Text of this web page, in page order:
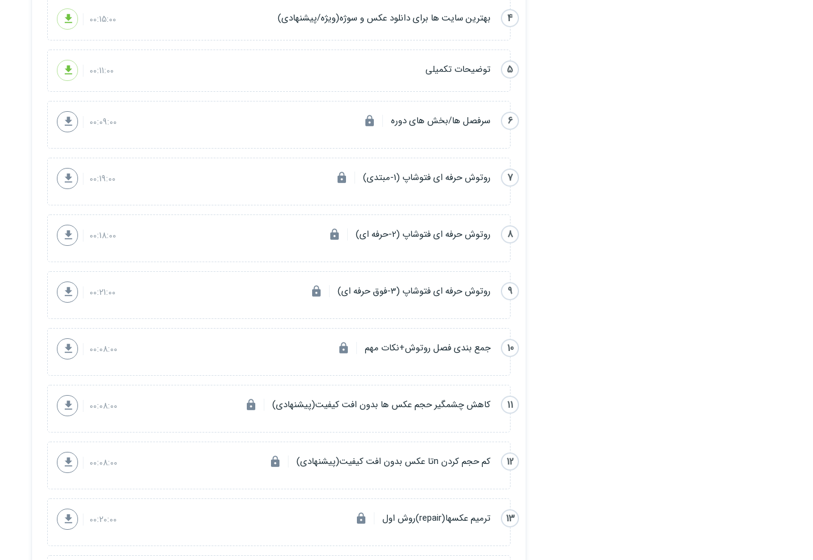
1- photoshop 2020 / 45% / exe
2- photoshop 2021 / 30% / exe
3- light room / 15% / apk
4- pix art / 10% / apk
قطعا تا به امروز بارها برایتان پیش امده که عکس هایی
مشاهده کرده اید که برایتان جالب
بوده اند ولی خلاقیت و توانایی پیاده سازی چنین عکس هایی را نداشته اید /تبریکمیگم شماپس از پایان این دورهبه یکی از همان افرادی که
این
همیچنین پس از پایان این دورهخلاقیتشما برایادیت /ترمیم /فتومونتاژ / و طراحی عکسهای مختلف و سادهافزایشپیدا خواهد کرد...
برای اشنایی بیشتر بامدرساین دوره میتوانید به این لینک مراجعه کنید...
پس معطل چی هستی؟ بزن بریم:)
برای
4 بهترین سایت ها برای دانلود عکس و سوژه(ویژه/پیشنهادی) 00:15:00
5 توضیحات تکمیلی 00:11:00
6 سرفصل ها/بخش های دوره 00:09:00
7 روتوش حرفه ای فتوشاپ (1-مبتدی) 00:19:00
8 روتوش حرفه ای فتوشاپ (2-حرفه ای) 00:18:00
9 روتوش حرفه ای فتوشاپ (3-فوق حرفه ای) 00:21:00
10 جمع بندی فصل روتوش+نکات مهم 00:08:00
11 کاهش چشمگیر حجم عکس ها بدون افت کیفیت(پیشنهادی) 00:08:00
12 کم حجم کردن nتا عکس بدون افت کیفیت(پیشنهادی) 00:08:00
13 ترمیم عکسها(repair)روش اول 00:20:00